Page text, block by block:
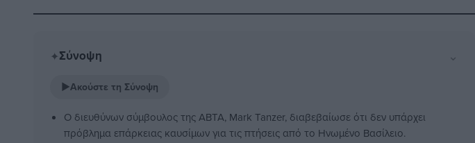
✦Σύνοψη ⌄
▶Ακούστε τη Σύνοψη
Ο διευθύνων σύμβουλος της ABTA, Mark Tanzer, διαβεβαίωσε ότι δεν υπάρχει
πρόβλημα επάρκειας καυσίμων για τις πτήσεις από το Ηνωμένο Βασίλειο.